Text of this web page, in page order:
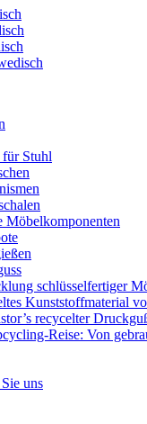
für Stuhl
Möbelkomponenten
schlüsselfertiger
Kunststoffmaterial
recycelter
Reise: Von
uns